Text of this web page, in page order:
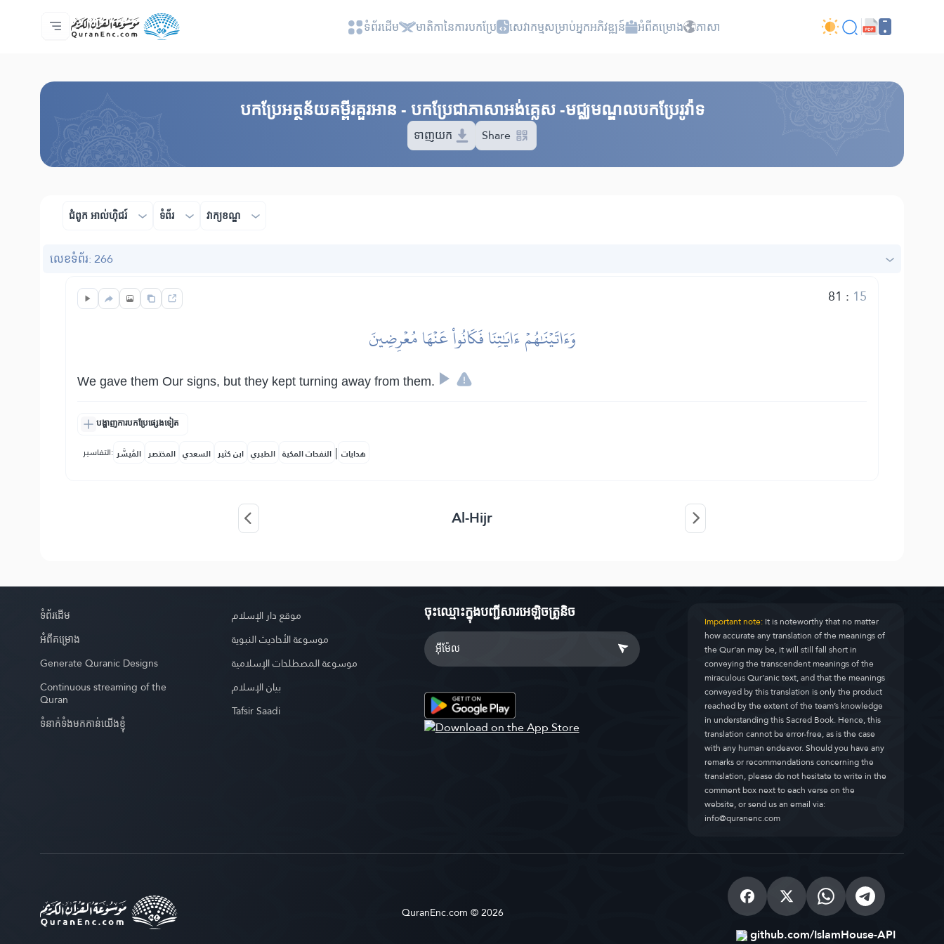
ទំព័រ​ដេីម
មាតិកានៃការបកប្រែ
Audio
សេវាកម្មសម្រាប់អ្នកអភិវឌ្ឍន៍ - API
អំពី​គម្រោង
ទំនាក់ទំងមកកាន់យើងខ្ញុំ
ភាសា ទំព័រ​ដេីម មាតិកានៃការបកប្រែ សេវាកម្មសម្រាប់អ្នកអភិវឌ្ឍន៍ អំពី​គម្រោង ភាសា
បកប្រែអត្ថន័យគម្ពីរគួរអាន - បកប្រែ​ជាភាសាអង់គ្លេស -មជ្ឈមណ្ឌលបកប្រែរូវ៉ាទ
ទាញយក Share
ជំពូក​ អាល់ហុិជរ៍ ទំព័រ វាក្យខណ្ឌ
លេខ​ទំព័រ: 266
81 : 15
وَءَاتَيۡنَٰهُمۡ ءَايَٰتِنَا فَكَانُواْ عَنۡهَا مُعۡرِضِينَ
We gave them Our signs, but they kept turning away from them.
បង្ហាញការបកប្រែផ្សេងទៀត
التفاسير: المُيسَّر المختصر السعدي ابن كثير الطبري النفحات المكية | هدايات
Al-Hijr
ទំព័រ​ដេីម
អំពី​គម្រោង
Generate Quranic Designs
Continuous streaming of the
Quran
ទំនាក់ទំងមកកាន់យើងខ្ញុំ
موقع دار الإسلام
موسوعة الأحاديث النبوية
موسوعة المصطلحات الإسلامية
بيان الإسلام
Tafsir Saadi
ចុះឈ្មោះ​ក្នុងបញ្ជីសារអេឡិចត្រូនិច Important note:It is noteworthy that no matter
how accurate any translation of the meanings of
the Qur’an may be, it will still fall short in
conveying the transcendent meanings of the
miraculous Qur’anic text, and that the meanings
conveyed by this translation is only the product
reached by the extent of the team’s knowledge
in understanding this Sacred Book. Hence, this
translation cannot be error-free, as is the case
with any human endeavor. Should you have any
remarks or recommendations concerning the
translation, please do not hesitate to write in the
comment box next to each verse on the
website, or send us an email via:
info@quranenc.com
QuranEnc.com © 2026
github.com/IslamHouse-API